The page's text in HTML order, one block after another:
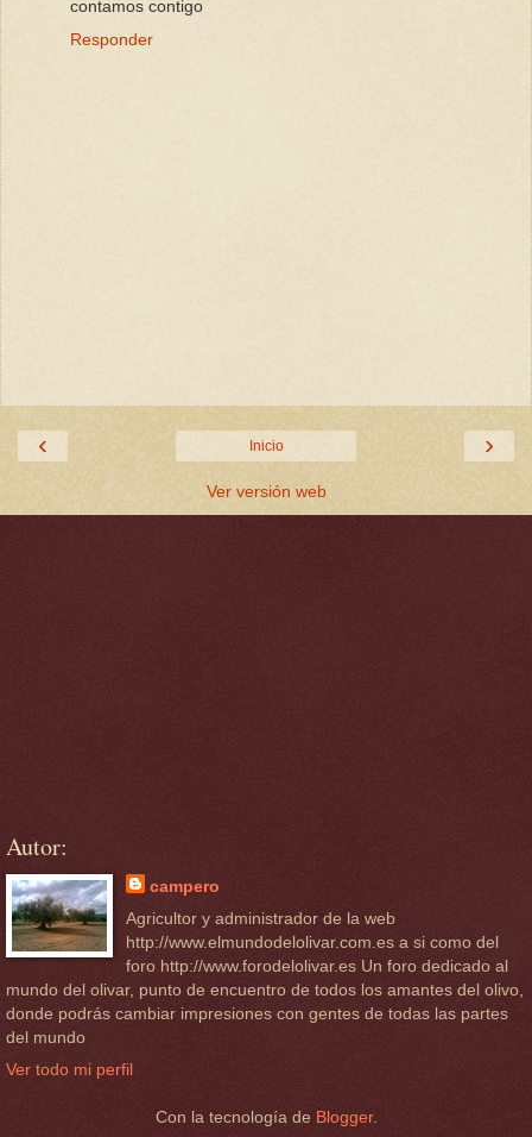
contamos contigo
Responder
‹ ›
Inicio
Ver versión web
Autor:
campero
Agricultor y administrador de la web
http://www.elmundodelolivar.com.es a si como del
foro http://www.forodelolivar.es Un foro dedicado al
mundo del olivar, punto de encuentro de todos los amantes del olivo,
donde podrás cambiar impresiones con gentes de todas las partes
del mundo
Ver todo mi perfil
Con la tecnología de Blogger.